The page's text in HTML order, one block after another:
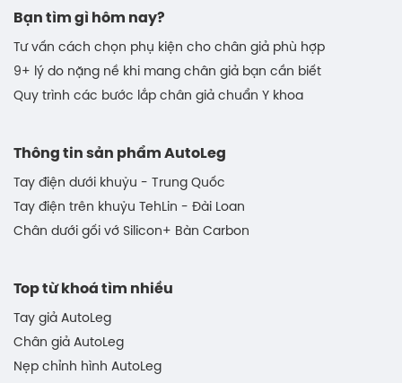
Bạn tìm gì hôm nay?
Tư vấn cách chọn phụ kiện cho chân giả phù hợp
9+ lý do nặng nề khi mang chân giả bạn cần biết
Quy trình các bước lắp chân giả chuẩn Y khoa
Thông tin sản phẩm AutoLeg
Tay điện dưới khuỷu - Trung Quốc
Tay điện trên khuỷu TehLin - Đài Loan
Chân dưới gối vớ Silicon+ Bàn Carbon
Top từ khoá tìm nhiều
Tay giả AutoLeg
Chân giả AutoLeg
Nẹp chỉnh hình AutoLeg